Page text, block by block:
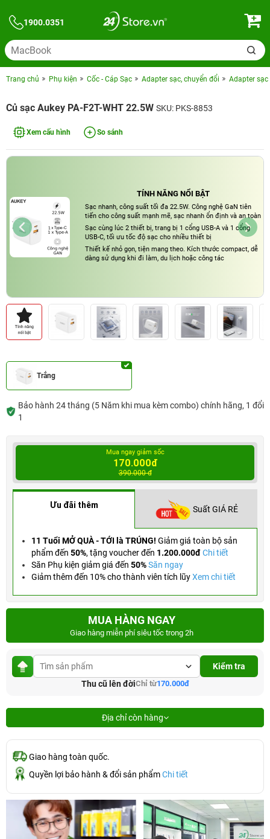
1900.0351
Trang chủ Phụ kiện Cốc - Cáp Sạc Adapter sạc, chuyển đổi Adapter sạc
Củ sạc Aukey PA-F2T-WHT 22.5W SKU: PKS-8853
Xem cấu hình So sánh
TÍNH NĂNG NỔI BẬT
Sạc nhanh, công suất tối đa 22.5W. Công nghệ GaN tiên
tiến cho công suất mạnh mẽ, sạc nhanh ổn định và an toàn
Sạc cùng lúc 2 thiết bị, trang bị 1 cổng USB-A và 1 cổng
USB-C, tối ưu tốc độ sạc cho nhiều thiết bị
Thiết kế nhỏ gọn, tiện mang theo. Kích thước compact, dễ
dàng sử dụng khi đi làm, du lịch hoặc công tác
Trắng
Bảo hành 24 tháng (5 Năm khi mua kèm combo) chính hãng, 1 đổi
1
Mua ngay giảm sốc
170.000đ
390.000 đ
Ưu đãi thêm Suất GIÁ RẺ
11 Tuổi MỞ QUÀ - TỚI là TRÚNG! Giảm giá toàn bộ sản
phẩm đến 50%, tặng voucher đến 1.200.000đChi tiết
Săn Phụ kiện giảm giá đến 50%Săn ngay
Giảm thêm đến 10% cho thành viên tích lũyXem chi tiết
MUA HÀNG NGAY
Giao hàng miễn phí siêu tốc trong 2h
Kiểm tra
Thu cũ lên đờiChỉ từ170.000đ
Địa chỉ còn hàng
Giao hàng toàn quốc.
Quyền lợi bảo hành & đổi sản phẩmChi tiết